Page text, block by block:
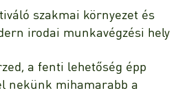
szakmai környezet és
irodai munkavégzési hely
a fenti lehetőség épp
nekünk mihamarabb a